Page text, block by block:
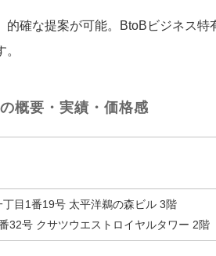
的確な提案が可能。BtoBビジネス特
概要・実績・価格感
目1番19号 太平洋鵜の森ビル 3階
32号 クサツウエストロイヤルタワー 2階